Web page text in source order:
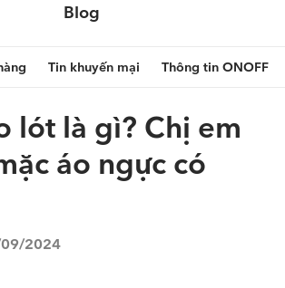
Blog
Tin khuyến mại Thông tin ONOFF
lót là gì? Chị em
áo ngực có
2024